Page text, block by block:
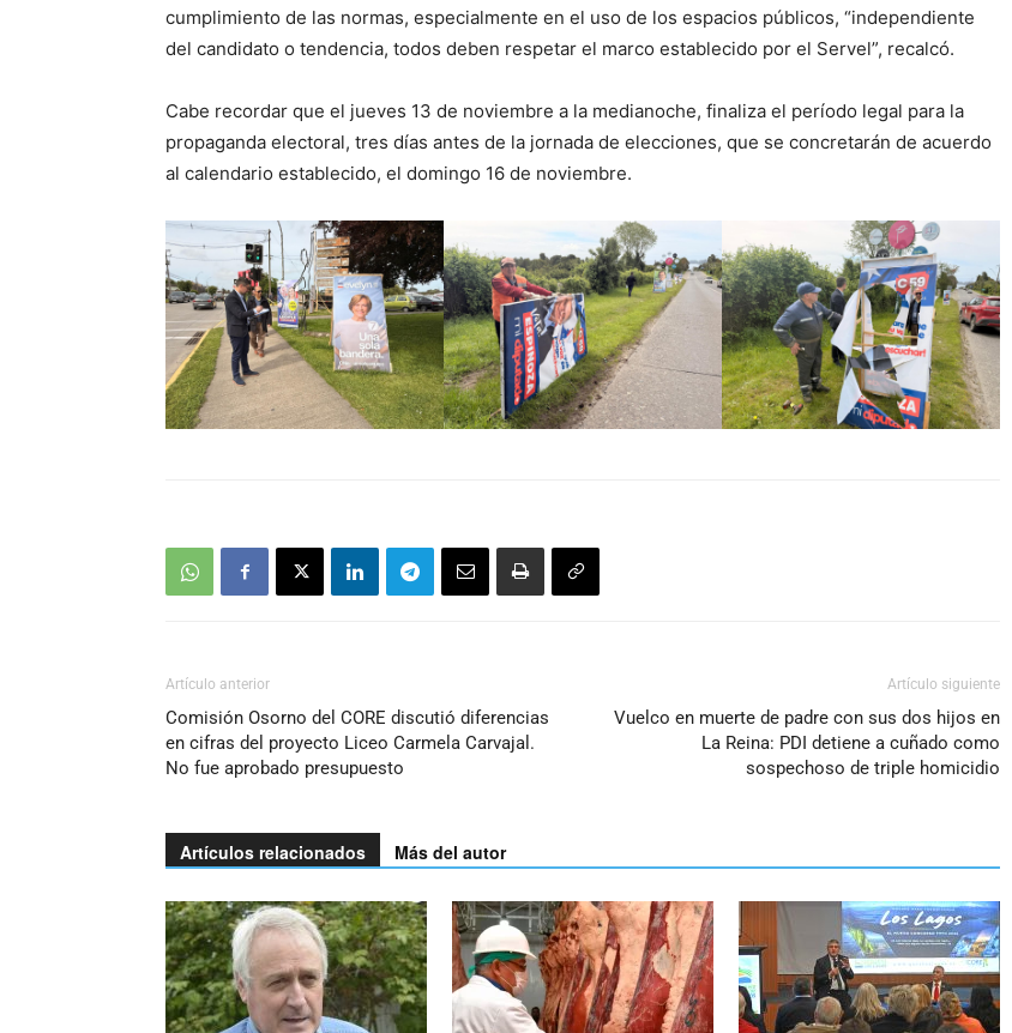
cumplimiento de las normas, especialmente en el uso de los espacios públicos, “independiente
del candidato o tendencia, todos deben respetar el marco establecido por el Servel”, recalcó.
Cabe recordar que el jueves 13 de noviembre a la medianoche, finaliza el período legal para la
propaganda electoral, tres días antes de la jornada de elecciones, que se concretarán de acuerdo
al calendario establecido, el domingo 16 de noviembre.
Artículo anterior
Comisión Osorno del CORE discutió diferencias
en cifras del proyecto Liceo Carmela Carvajal.
No fue aprobado presupuesto
Artículo siguiente
Vuelco en muerte de padre con sus dos hijos en
La Reina: PDI detiene a cuñado como
sospechoso de triple homicidio
Artículos relacionados Más del autor